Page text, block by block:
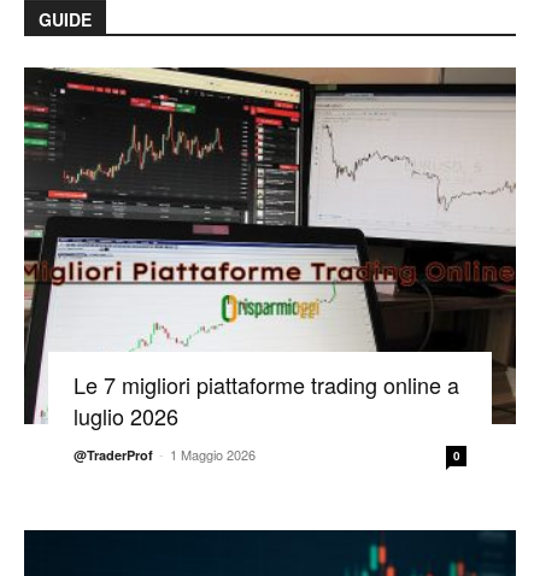
GUIDE
Le 7 migliori piattaforme trading online a
luglio 2026
@TraderProf - 1 Maggio 2026 0